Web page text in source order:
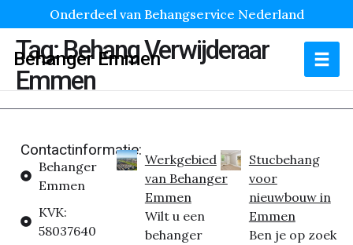
Onderdeel van Behangservice Nederland
Behanger Emmen
Tag:Behang Verwijderaar
Emmen
Contactinformatie:
Behanger
Emmen
KVK:
58037640
Werkgebied
van Behanger
Emmen
Wilt u een
behanger
Stucbehang
voor
nieuwbouw in
Emmen
Ben je op zoek